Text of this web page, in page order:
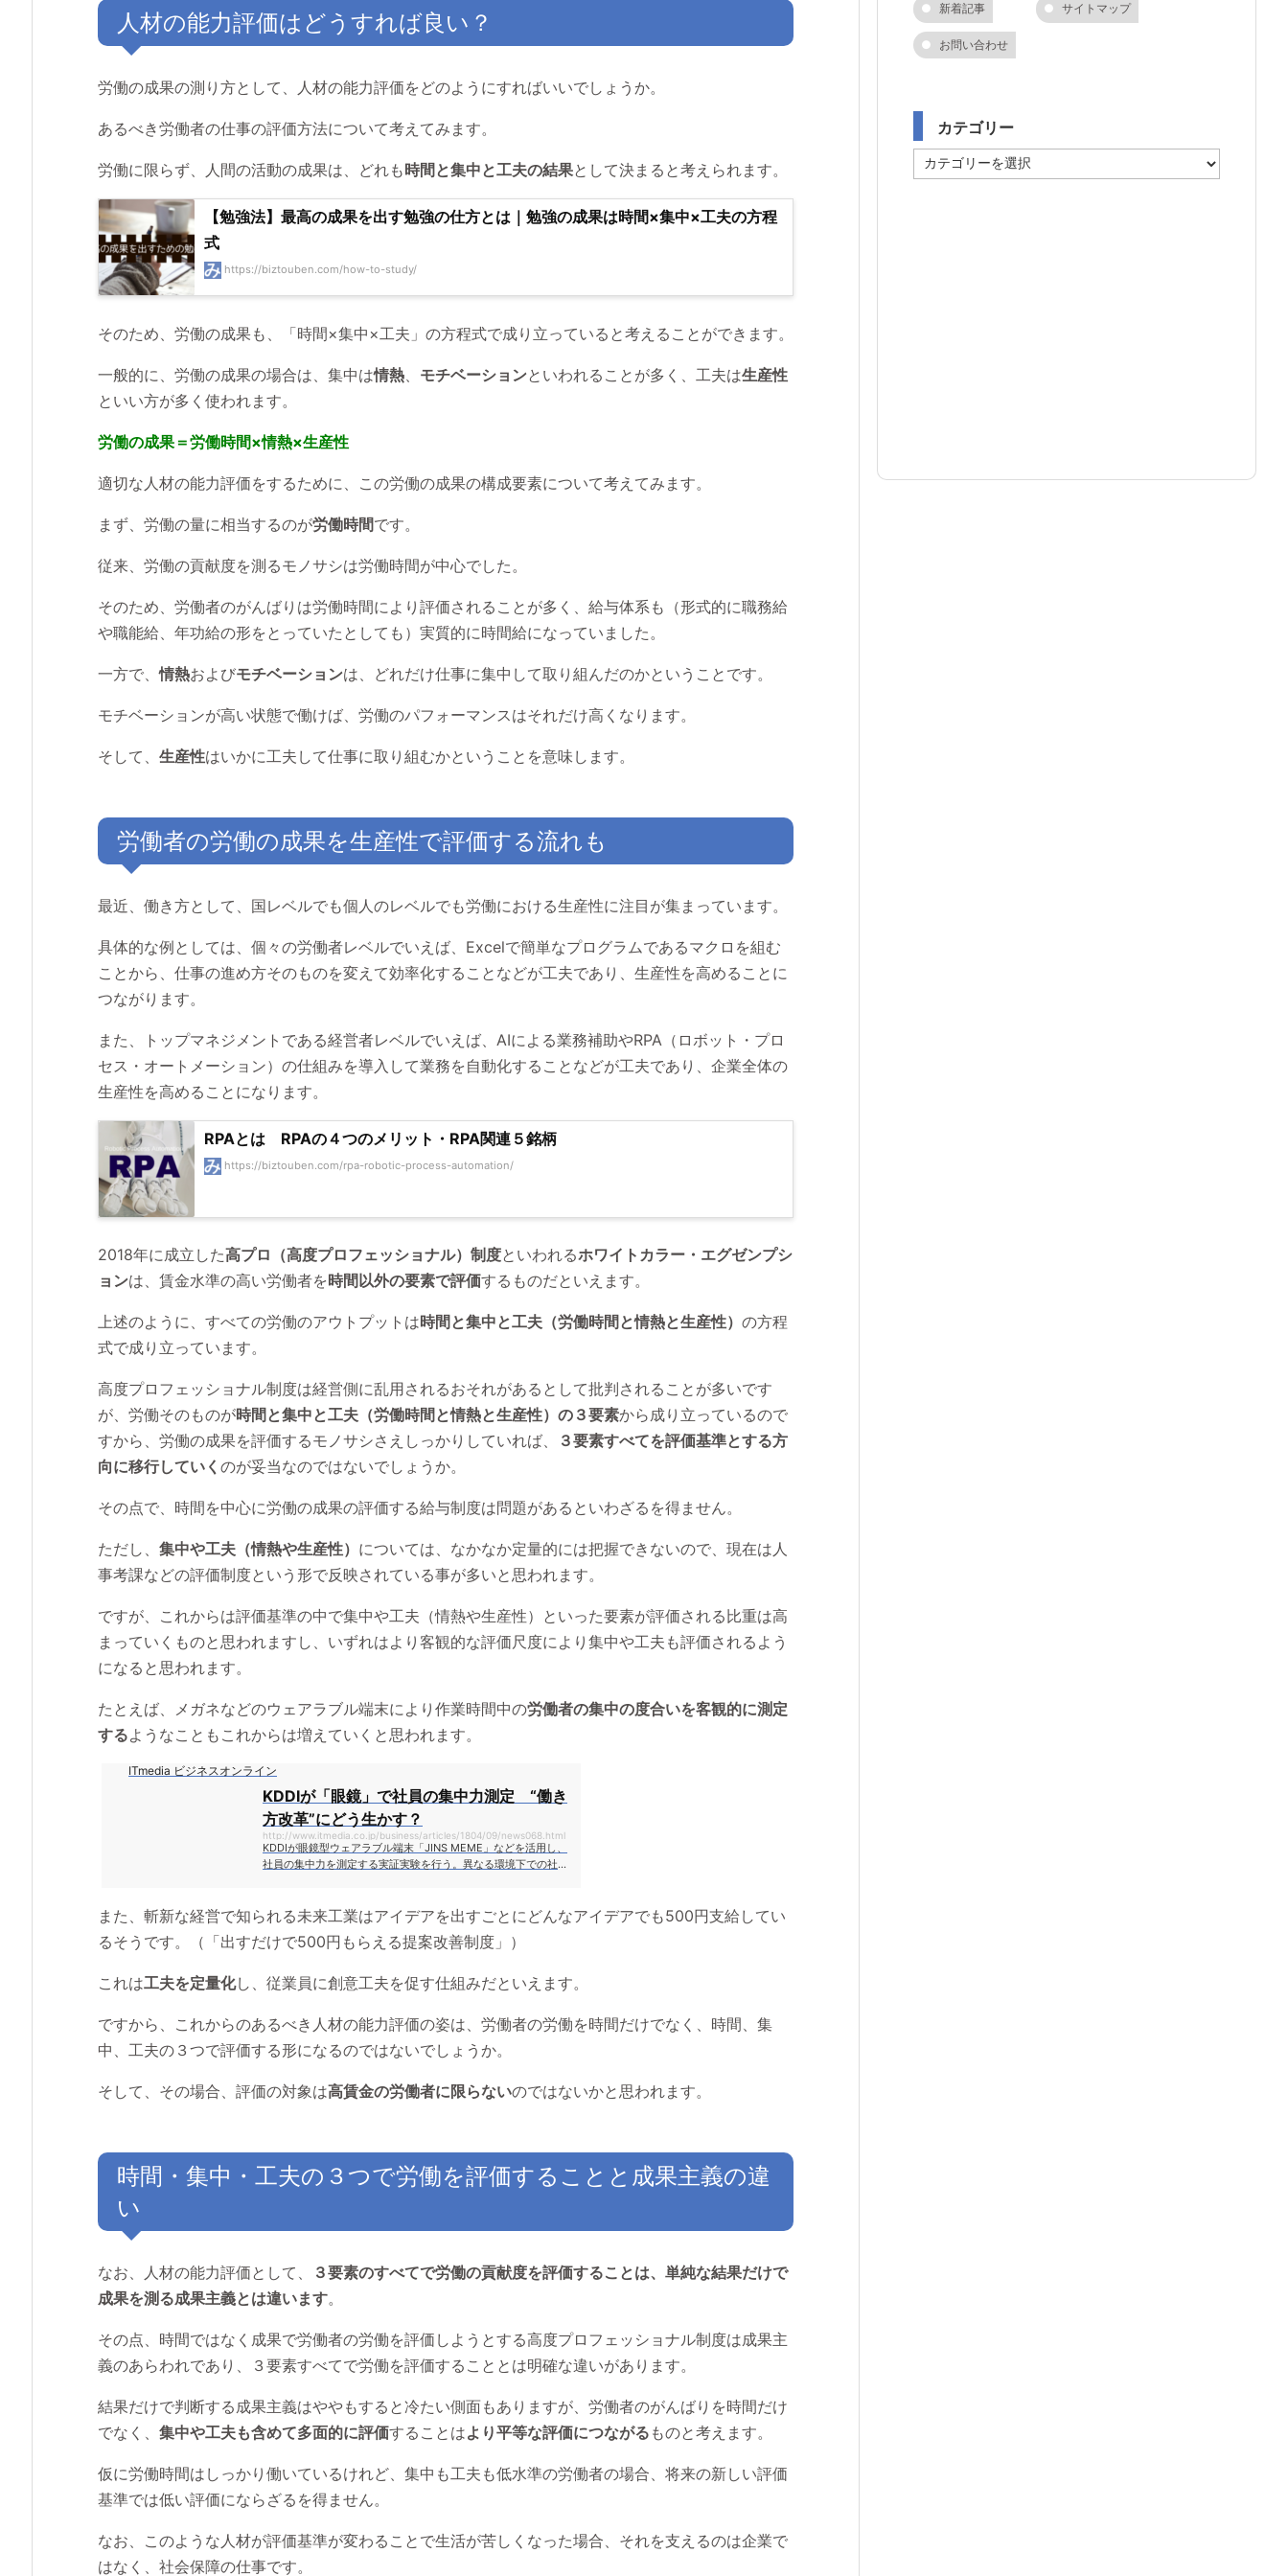
人材の能力評価はどうすれば良い？
労働の成果の測り方として、人材の能力評価をどのようにすればいいでしょうか。
あるべき労働者の仕事の評価方法について考えてみます。
労働に限らず、人間の活動の成果は、どれも時間と集中と工夫の結果として決まると考えられます。
【勉強法】最高の成果を出す勉強の仕方とは｜勉強の成果は時間×集中×工夫の方程
式
https://biztouben.com/how-to-study/
そのため、労働の成果も、「時間×集中×工夫」の方程式で成り立っていると考えることができます。
一般的に、労働の成果の場合は、集中は情熱 モチベーションといわれることが多く、工夫は生産性
といい方が多く使われます。
労働の成果＝労働時間×情熱×生産性
適切な人材の能力評価をするために、この労働の成果の構成要素について考えてみます。
まず、労働の量に相当するのが労働時間です。
従来、労働の貢献度を測るモノサシは労働時間が中心でした。
そのため、労働者のがんばりは労働時間により評価されることが多く、給与体系も（形式的に職務給
や職能給、年功給の形をとっていたとしても）実質的に時間給になっていました。
一方で、情熱およびモチベーションは、どれだけ仕事に集中して取り組んだのかということです。
モチベーションが高い状態で働けば、労働のパフォーマンスはそれだけ高くなります。
そして、 生産性はいかに工夫して仕事に取り組むかということを意味します。
労働者の労働の成果を生産性で評価する流れも
最近、働き方として、国レベルでも個人のレベルでも労働における生産性に注目が集まっています。
具体的な例としては、個々の労働者レベルでいえば、Excelで簡単なプログラムであるマクロを組む
ことから、仕事の進め方そのものを変えて効率化することなどが工夫であり、生産性を高めることに
つながります。
また、トップマネジメントである経営者レベルでいえば、AIによる業務補助やRPA（ロボット・プロ
セス・オートメーション）の仕組みを導入して業務を自動化することなどが工夫であり、企業全体の
生産性を高めることになります。
RPAとは RPAの４つのメリット・RPA関連５銘柄
https://biztouben.com/rpa-robotic-process-automation/
2018年に成立した高プロ（高度プロフェッショナル）制度といわれるホワイトカラー・エグゼンプシ
ョンは、賃金水準の高い労働者を時間以外の要素で評価するものだといえます。
上述のように、すべての労働のアウトプットは時間と集中と工夫（労働時間と情熱と生産性） の方程
式で成り立っています。
高度プロフェッショナル制度は経営側に乱用されるおそれがあるとして批判されることが多いです
が、労働そのものが時間と集中と工夫（労働時間と情熱と生産性）の３要素から成り立っているので
すから、労働の成果を評価するモノサシさえしっかりしていれば、
３要素すべてを評価基準とする方
向に移行していく のが妥当なのではないでしょうか。
その点で、時間を中心に労働の成果の評価する給与制度は問題があるといわざるを得ません。
ただし、 集中や工夫（情熱や生産性） については、なかなか定量的には把握できないので、現在は人
事考課などの評価制度という形で反映されている事が多いと思われます。
ですが、これからは評価基準の中で集中や工夫（情熱や生産性）といった要素が評価される比重は高
まっていくものと思われますし、いずれはより客観的な評価尺度により集中や工夫も評価されるよう
になると思われます。
たとえば、メガネなどのウェアラブル端末により作業時間中の労働者の集中の度合いを客観的に測定
するようなこともこれからは増えていくと思われます。
ITmedia ビジネスオンライン
KDDIが「眼鏡」で社員の集中力測定 “働き
方改革”にどう生かす？
http://www.itmedia.co.jp/business/articles/1804/09/news068.html
KDDIが眼鏡型ウェアラブル端末「JINS MEME」などを活用し、
社員の集中力を測定する実証実験を行う。異なる環境下での社員
トレス、行動記録――などを計測・分析する。
また、斬新な経営で知られる未来工業はアイデアを出すごとにどんなアイデアでも500円支給してい
るそうです。（「出すだけで500円もらえる提案改善制度」）
これは工夫を定量化し、従業員に創意工夫を促す仕組みだといえます。
ですから、これからのあるべき人材の能力評価の姿は、労働者の労働を時間だけでなく、時間、集
中、工夫の３つで評価する形になるのではないでしょうか。
そして、その場合、評価の対象は高賃金の労働者に限らないのではないかと思われます。
時間・集中・工夫の３つで労働を評価することと成果主義の違
い
なお、人材の能力評価として、
３要素のすべてで労働の貢献度を評価することは、単純な結果だけで
成果を測る成果主義とは違います。
その点、時間ではなく成果で労働者の労働を評価しようとする高度プロフェッショナル制度は成果主
義のあらわれであり、３要素すべてで労働を評価することとは明確な違いがあります。
結果だけで判断する成果主義はややもすると冷たい側面もありますが、労働者のがんばりを時間だけ
でなく、 集中や工夫も含めて多面的に評価することはより平等な評価につながる ものと考えます。
仮に労働時間はしっかり働いているけれど、集中も工夫も低水準の労働者の場合、将来の新しい評価
基準では低い評価にならざるを得ません。
なお、このような人材が評価基準が変わることで生活が苦しくなった場合、それを支えるのは企業で
はなく、社会保障の仕事です。
新着記事 サイトマップ
お問い合わせ
カテゴリー
テ